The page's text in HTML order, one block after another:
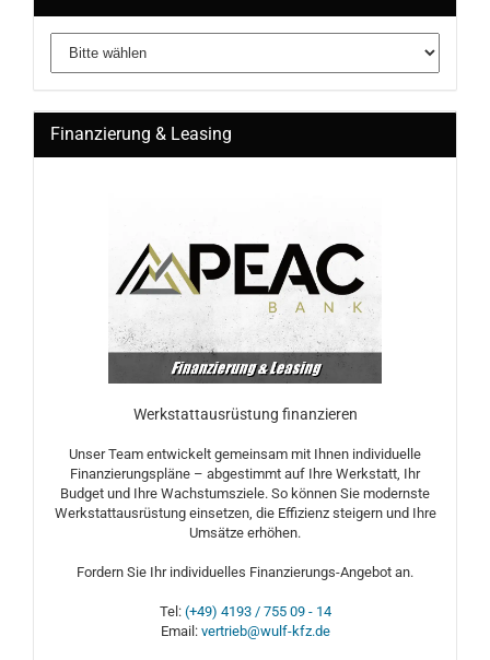
Finanzierung & Leasing
Werkstattausrüstung finanzieren
Unser Team entwickelt gemeinsam mit Ihnen individuelle
Finanzierungspläne – abgestimmt auf Ihre Werkstatt, Ihr
Budget und Ihre Wachstumsziele. So können Sie modernste
Werkstattausrüstung einsetzen, die Effizienz steigern und Ihre
Umsätze erhöhen.
Fordern Sie Ihr individuelles Finanzierungs-Angebot an.
Tel: (+49) 4193 / 755 09 - 14
Email: vertrieb@wulf-kfz.de